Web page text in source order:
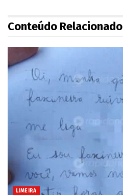
Conteúdo Relacionado
LIMEIRA